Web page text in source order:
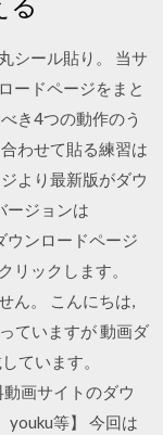
シール貼り。 当サ
ードページをまと
き4つの動作のう
わせて貼る練習は
より最新版がダウ
ジョンは
ウンロードページ
リックします。
ん。 こんにちは,
ていますが 動画ダ
ています。
画サイトのダウ
youku等】 今回は